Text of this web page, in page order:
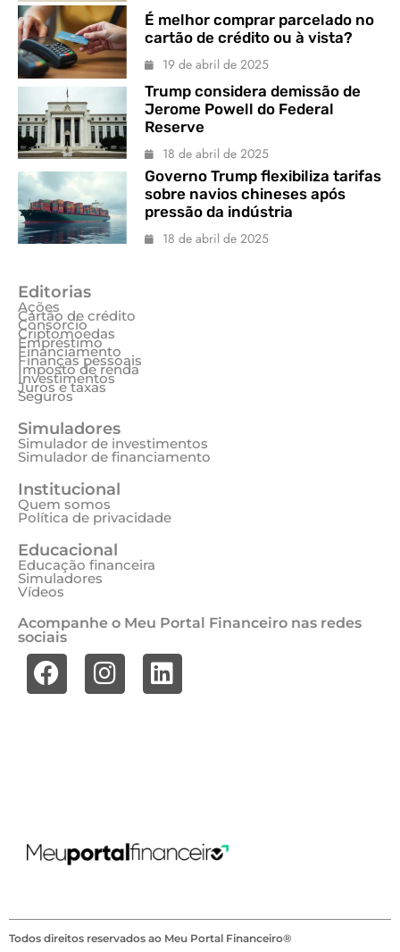
É melhor comprar parcelado no
cartão de crédito ou à vista?
19 de abril de 2025
Trump considera demissão de
Jerome Powell do Federal
Reserve
18 de abril de 2025
Governo Trump flexibiliza tarifas
sobre navios chineses após
pressão da indústria
18 de abril de 2025
Editorias
Ações
Cartão de crédito
Consórcio
Criptomoedas
Empréstimo
Financiamento
Finanças pessoais
Imposto de renda
Investimentos
Juros e taxas
Seguros
Simuladores
Simulador de investimentos
Simulador de financiamento
Institucional
Quem somos
Política de privacidade
Educacional
Educação financeira
Simuladores
Vídeos
Acompanhe o Meu Portal Financeiro nas redes
sociais
Todos direitos reservados ao Meu Portal Financeiro®